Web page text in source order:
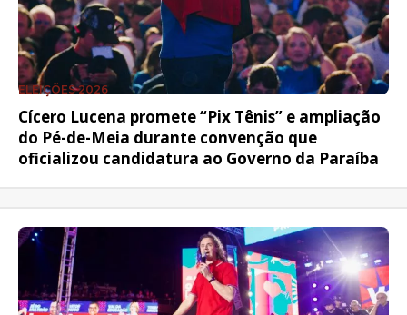
ELEIÇÕES 2026
Cícero Lucena promete “Pix Tênis” e ampliação
do Pé-de-Meia durante convenção que
oficializou candidatura ao Governo da Paraíba